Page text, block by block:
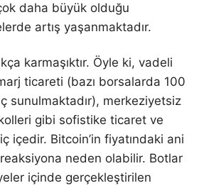
daha büyük olduğu
artış yaşanmaktadır.
karmaşıktır. Öyle ki, vadeli
ticareti (bazı borsalarda 100
sunulmaktadır), merkeziyetsiz
gibi sofistike ticaret ve
içedir. Bitcoin’in fiyatındaki ani
neden olabilir. Botlar
içinde gerçekleştirilen